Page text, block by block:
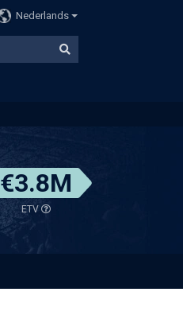
Nederlands
€3.8M
ETV